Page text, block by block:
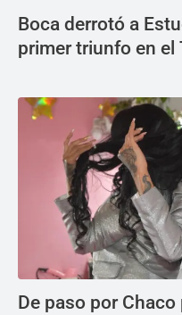
Boca derrotó a
primer triunfo en el
De paso por